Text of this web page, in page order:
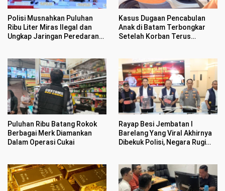
Polisi Musnahkan Puluhan
Ribu Liter Miras Ilegal dan
Ungkap Jaringan Peredaran
Kasus Dugaan Pencabulan
Anak di Batam Terbongkar
Setelah Korban Terus
Puluhan Ribu Batang Rokok
Berbagai Merk Diamankan
Dalam Operasi Cukai
Rayap Besi Jembatan I
Barelang Yang Viral Akhirnya
Dibekuk Polisi, Negara Rugi